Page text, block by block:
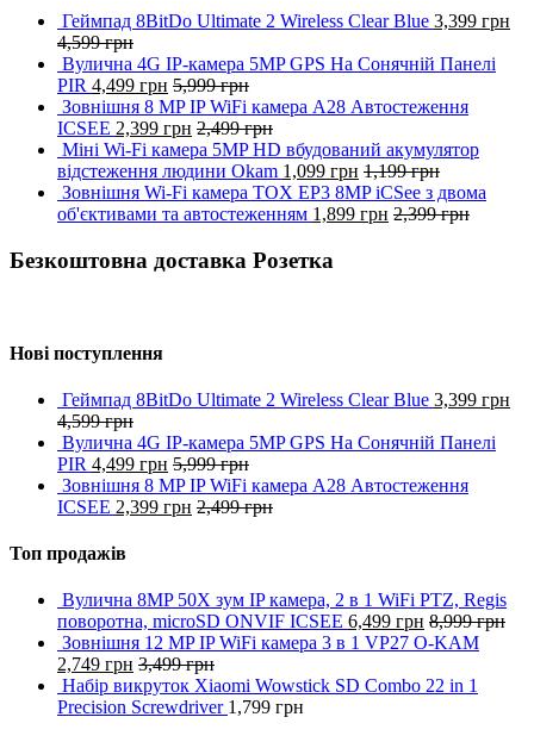
Геймпад 8BitDo Ultimate 2 Wireless Clear Blue 3,399 грн
4,599грн
Вулична 4G IP-камера 5MP GPS На Сонячній Панелі
PIR 4,499 грн 5,999грн
Зовнішня 8 MP IP WiFi камера A28 Автостеження
ICSEE 2,399 грн 2,499грн
Міні Wi-Fi камера 5MP HD вбудований акумулятор
відстеження людини Okam 1,099 грн 1,199грн
Зовнішня Wi-Fi камера TOX EP3 8MP iCSee з двома
об'єктивами та автостеженням 1,899 грн 2,399грн
Безкоштовна доставка Розетка
Нові поступлення
Геймпад 8BitDo Ultimate 2 Wireless Clear Blue 3,399 грн
4,599грн
Вулична 4G IP-камера 5MP GPS На Сонячній Панелі
PIR 4,499 грн 5,999грн
Зовнішня 8 MP IP WiFi камера A28 Автостеження
ICSEE 2,399 грн 2,499грн
Топ продажів
Вулична 8MP 50X зум IP камера, 2 в 1 WiFi PTZ, Regis
поворотна, microSD ONVIF ICSEE 6,499 грн 8,999грн
Зовнішня 12 MP IP WiFi камера 3 в 1 VP27 O-KAM
2,749 грн 3,499грн
Набір викруток Xiaomi Wowstick SD Combo 22 in 1
Precision Screwdriver 1,799 грн